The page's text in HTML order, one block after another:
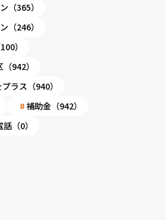
（365）
（246）
）
942）
ラス（940）
補助金（942）
話（0）